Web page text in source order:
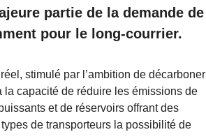
partie de la demande de
pour le long-courrier.
stimulé par l’ambition de décarboner
la capacité de réduire les émissions de
et de réservoirs offrant des
de transporteurs la possibilité de